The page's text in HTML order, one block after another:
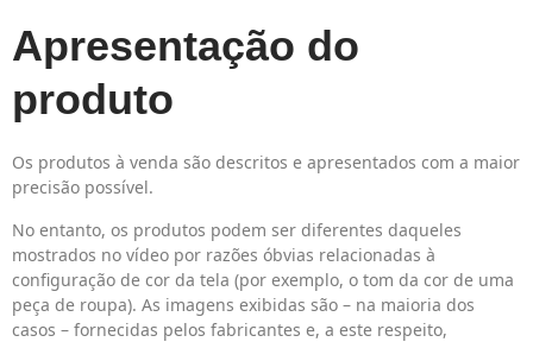
Apresentação do
produto
Os produtos à venda são descritos e apresentados com a maior
precisão possível.
No entanto, os produtos podem ser diferentes daqueles
mostrados no vídeo por razões óbvias relacionadas à
configuração de cor da tela (por exemplo, o tom da cor de uma
peça de roupa). As imagens exibidas são – na maioria dos
casos – fornecidas pelos fabricantes e, a este respeito,